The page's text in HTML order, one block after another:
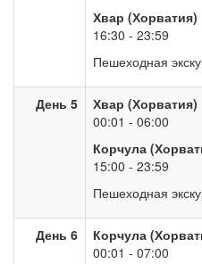
Хвар (Хорватия)
16:30 - 23:59
Пешеходная
День 5
Хвар (Хорватия)
00:01 - 06:00
Корчула
15:00 - 23:59
Пешеходная
День 6
Корчула
00:01 - 07:00